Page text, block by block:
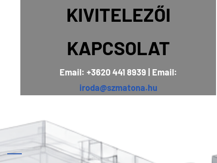
KIVITELEZŐI
KAPCSOLAT
Email: +3620 441 8939 | Email:
iroda@szmatona.hu